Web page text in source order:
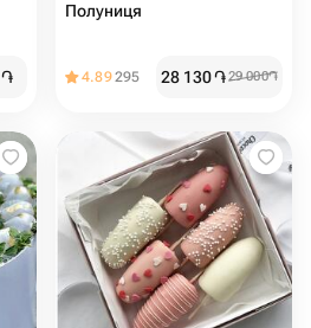
֏
Полуниця
4.89295 28 130֏29 000֏